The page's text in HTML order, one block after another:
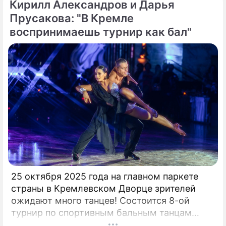
действительно выкладывали внушительные
суммы.
Кирилл Александров и Дарья
Прусакова: "В Кремле
воспринимаешь турнир как бал"
25 октября 2025 года на главном паркете
страны в Кремлевском Дворце зрителей
ожидают много танцев! Состоится 8-ой
турнир по спортивным бальным танцам